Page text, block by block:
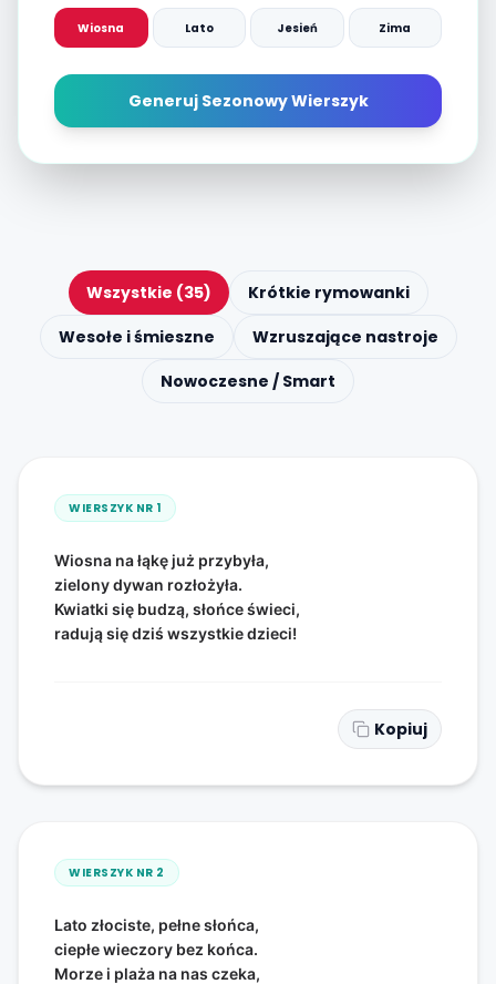
Wiosna Lato Jesień Zima
Generuj Sezonowy Wierszyk
Wszystkie (35)
Krótkie rymowanki
Wesołe i śmieszne
Wzruszające nastroje
Nowoczesne / Smart
WIERSZYK NR 1
Wiosna na łąkę już przybyła,
zielony dywan rozłożyła.
Kwiatki się budzą, słońce świeci,
radują się dziś wszystkie dzieci!
Kopiuj
WIERSZYK NR 2
Lato złociste, pełne słońca,
ciepłe wieczory bez końca.
Morze i plaża na nas czeka,